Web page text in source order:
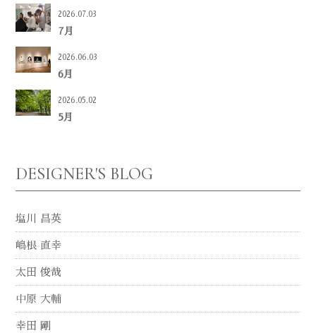
2026.07.03
7月
2026.06.03
6月
2026.05.02
5月
DESIGNER'S BLOG
塩川 昌英
嶋根 直幸
太田 俊哉
中原 大輔
幸田 剛